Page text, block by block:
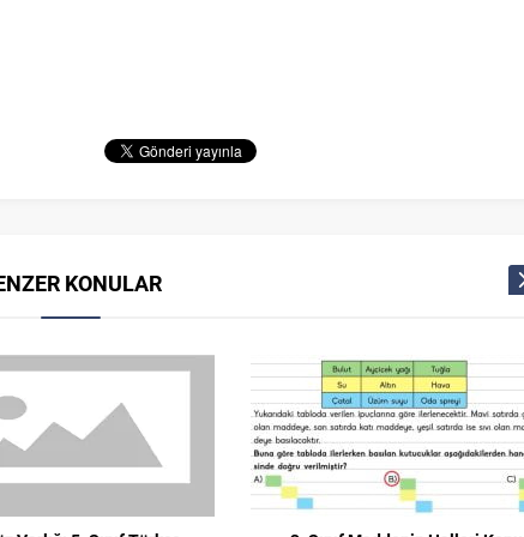
KONULAR